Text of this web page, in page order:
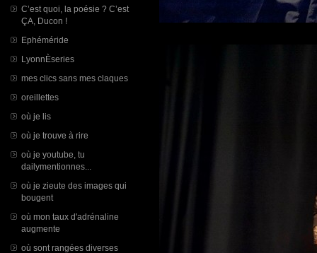
C’est quoi, la poésie ? C’est
ÇA, Ducon !
Ephéméride
LyonnÈseries
mes clics sans mes claques
oreillettes
où je lis
où je trouve à rire
où je youtube, tu
dailymentionnes...
où je zieute des images qui
bougent
où mon taux d'adrénaline
augmente
où sont rangées diverses